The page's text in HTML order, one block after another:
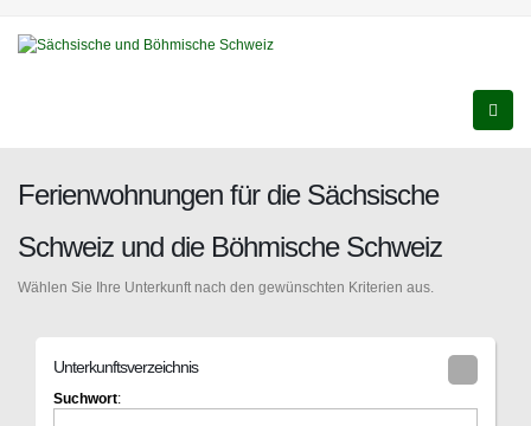
Ferienwohnungen für die Sächsische
Schweiz und die Böhmische Schweiz
Wählen Sie Ihre Unterkunft nach den gewünschten Kriterien aus.
Unterkunftsverzeichnis
Suchwort: